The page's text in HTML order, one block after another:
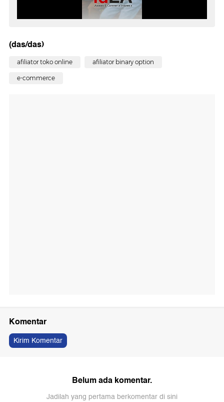
(das/das)
afiliator toko online afiliator binary option
e-commerce
Komentar
Kirim Komentar
Belum ada komentar.
Jadilah yang pertama berkomentar di sini